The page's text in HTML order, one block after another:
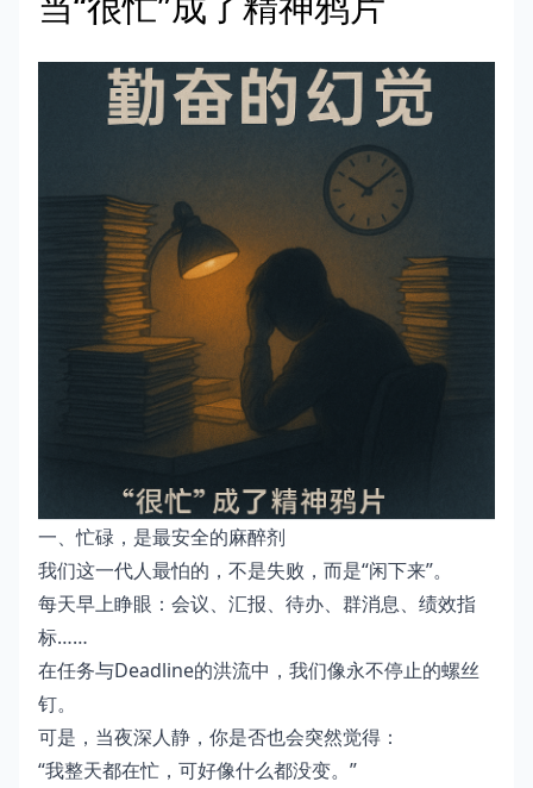
一、忙碌，是最安全的麻醉剂
我们这一代人最怕的，不是失败，而是“闲下来”。
每天早上睁眼：会议、汇报、待办、群消息、绩效指
标……
在任务与Deadline的洪流中，我们像永不停止的螺丝
钉。
可是，当夜深人静，你是否也会突然觉得：
“我整天都在忙，可好像什么都没变。”